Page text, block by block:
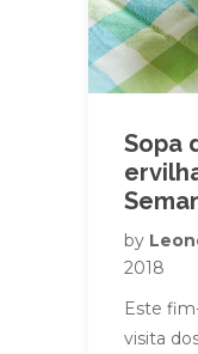
Sopa
by
2018
Este
visita